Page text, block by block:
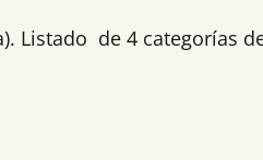
Listado de 4 categorías